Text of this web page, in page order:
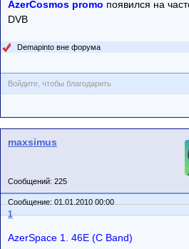
AzerCosmos promo появился на
DVB
Demapinto вне форума
Войдите, чтобы благодарить
maxsimus
Сообщений: 225
Сообщение: 01.01.2010 00:00
1
AzerSpace 1. 46E (C Band)